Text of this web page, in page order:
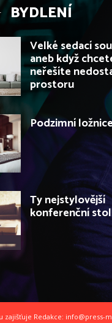
BYDLENÍ
Velké sedací
aneb když
neřešíte
prostoru
Podzimní
Ty nejstylovější
konferenční
zajišťuje Redakce: info@press-